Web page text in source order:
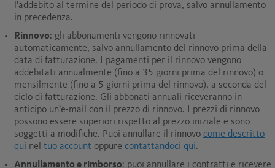
l’addebito al termine del periodo di prova, salvo annullamento
in precedenza.
Rinnovo: gli abbonamenti vengono rinnovati
automaticamente, salvo annullamento del rinnovo prima della
data di fatturazione. I pagamenti per il rinnovo vengono
addebitati annualmente (fino a 35 giorni prima del rinnovo) o
mensilmente (fino a 5 giorni prima del rinnovo), a seconda del
ciclo di fatturazione. Gli abbonati annuali riceveranno in
anticipo un’e-mail con il prezzo di rinnovo. I prezzi di rinnovo
possono essere superiori rispetto al prezzo iniziale e sono
soggetti a modifiche. Puoi annullare il rinnovo come descritto
qui nel tuo account oppure contattandoci qui.
Annullamento e rimborso: puoi annullare i contratti e ricevere